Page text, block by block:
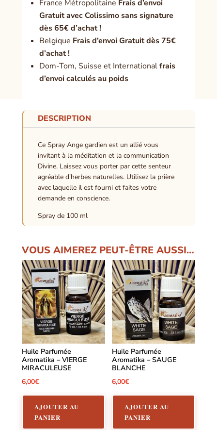
France Métropolitaine Frais d’envoi
Gratuit avec Colissimo sans signature
dès 65€ d’achat !
Belgique Frais d’envoi Gratuit dès 75€
d’achat !
Dom-Tom, Suisse et Internationalfrais
d’envoi calculés au poids
DESCRIPTION
Ce Spray Ange gardien est un allié vous
invitant à la méditation et la communication
Divine. Laissez vous porter par cette senteur
agréable d'herbes naturelles. Utilisez la prière
avec laquelle il est fourni et faites votre
demande en conscience.
Spray de 100 ml
VOUS AIMEREZ PEUT-ÊTRE AUSSI…
Huile Parfumée
Aromatika – VIERGE
MIRACULEUSE
6,00€
AJOUTER AU
PANIER
Huile Parfumée
Aromatika – SAUGE
BLANCHE
6,00€
AJOUTER AU
PANIER